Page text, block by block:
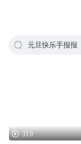
元旦快乐手报报
319